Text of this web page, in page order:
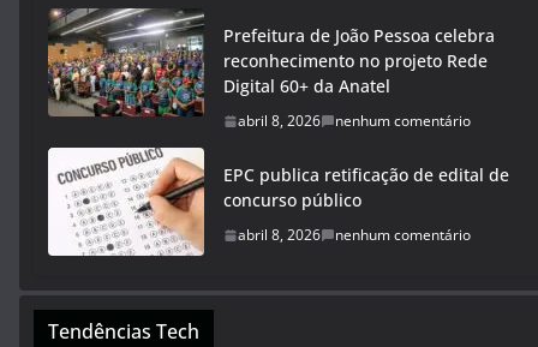
Prefeitura de João Pessoa celebra
reconhecimento no projeto Rede
Digital 60+ da Anatel
abril 8, 2026 nenhum comentário
EPC publica retificação de edital de
concurso público
abril 8, 2026 nenhum comentário
Tendências Tech